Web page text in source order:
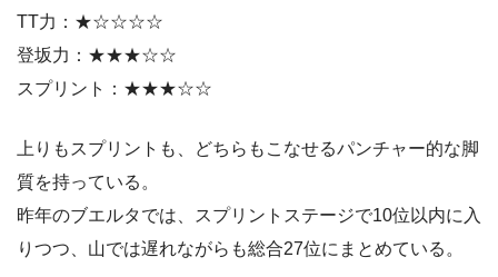
TT力：★☆☆☆☆
登坂力：★★★☆☆
スプリント：★★★☆☆
上りもスプリントも、どちらもこなせるパンチャー的な脚
質を持っている。
昨年のブエルタでは、スプリントステージで10位以内に入
りつつ、山では遅れながらも総合27位にまとめている。